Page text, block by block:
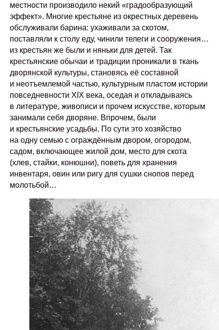
местности производило некий «градообразующий
эффект». Многие крестьяне из окрестных деревень
обслуживали барина: ухаживали за скотом,
поставляли к столу еду, чинили телеги и сооружения…
из крестьян же были и няньки для детей. Так
крестьянские обычаи и традиции проникали в ткань
дворянской культуры, становясь её составной
и неотъемлемой частью, культурным пластом истории
повседневности XIX века, оседая и откладываясь
в литературе, живописи и прочем искусстве, которым
занимали себя дворяне. Впрочем, были
и крестьянские усадьбы. По сути это хозяйство
на одну семью с ограждённым двором, огородом,
садом, включающее жилой дом, место для скота
(хлев, стайки, конюшни), поветь для хранения
инвентаря, овин или ригу для сушки снопов перед
молотьбой…